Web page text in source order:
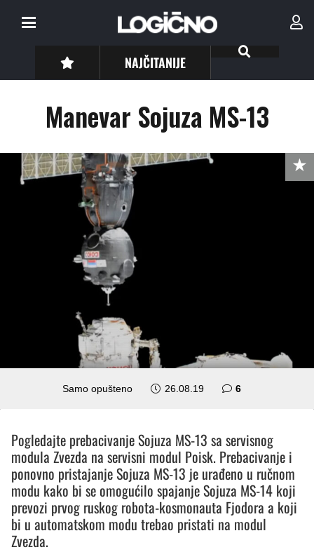
NAJČITANIJE
Manevar Sojuza MS-13
Samo opušteno 26.08.19 6komentara
Pogledajte prebacivanje Sojuza MS-13 sa servisnog
modula Zvezda na servisni modul Poisk. Prebacivanje i
ponovno pristajanje Sojuza MS-13 je urađeno u ručnom
modu kako bi se omogućilo spajanje Sojuza MS-14 koji
prevozi prvog ruskog robota-kosmonauta Fjodora a koji
bi u automatskom modu trebao pristati na modul
Zvezda.